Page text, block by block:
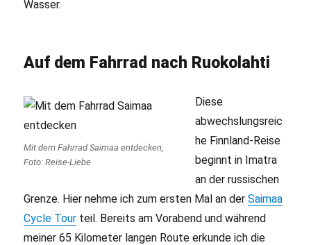
Wasser.
Auf dem Fahrrad nach Ruokolahti
Mit dem Fahrrad Saimaa entdecken,
Foto: Reise-Liebe
Diese
abwechslungsreic
he Finnland-Reise
beginnt in Imatra
an der russischen
Grenze. Hier nehme ich zum ersten Mal an derSaimaa
Cycle Tour teil. Bereits am Vorabend und während
meiner 65 Kilometer langen Route erkunde ich die